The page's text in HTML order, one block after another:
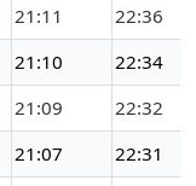
21:11
22:36
21:10
22:34
21:09
22:32
21:07
22:31